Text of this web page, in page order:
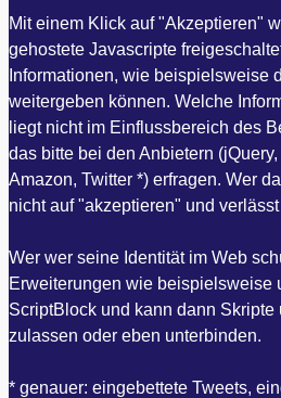
Mit einem Klick auf "Akzeptieren"
gehostete Javascripte
Informationen, wie beispielsweise
weitergeben können. Welche
liegt nicht im Einflussbereich des
das bitte bei den Anbietern
Amazon, Twitter *) erfragen. Wer
nicht auf "akzeptieren" und
Wer wer seine Identität im Web
Erweiterungen wie beispielsweise
ScriptBlock und kann dann Skripte
zulassen oder eben unterbinden.
* genauer: eingebettete Tweets,